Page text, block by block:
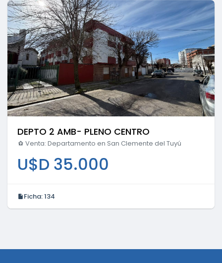
DEPTO 2 AMB- PLENO CENTRO
Venta: Departamento en San Clemente del Tuyú
U$D 35.000
Ficha:134